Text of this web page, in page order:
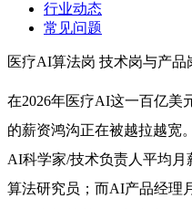
行业动态
常见问题
医疗AI算法岗 技术岗与产品
在2026年医疗AI这一百亿美
的薪资鸿沟正在被越拉越宽
AI科学家/技术负责人平均月
算法研究员；而AI产品经理